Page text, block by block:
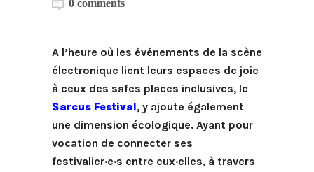
0 comments
A l’heure où les événements de la scène
électronique lient leurs espaces de joie
à ceux des safes places inclusives, le
Sarcus Festival, y ajoute également
une dimension écologique. Ayant pour
vocation de connecter ses
festivalier·e·s entre eux·elles, à travers